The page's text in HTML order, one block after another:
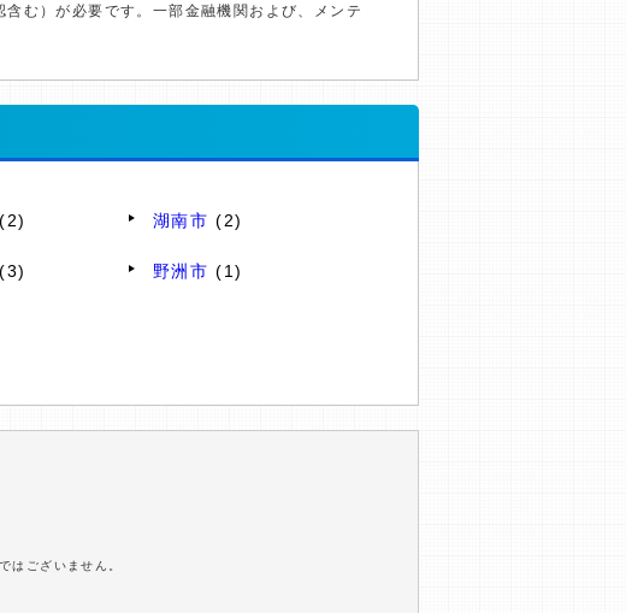
む）が必要です。一部金融機関および、メンテ
(2) 湖南市 (2)
(3) 野洲市 (1)
はございません。